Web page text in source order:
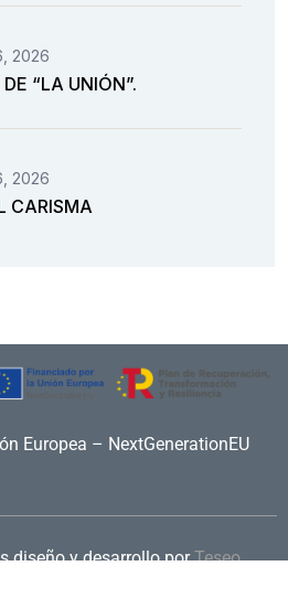
2026
“LA UNIÓN”.
2026
CARISMA
Europea – NextGenerationEU
diseño y desarrollo por Teseo